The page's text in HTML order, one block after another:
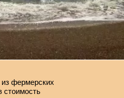
фермерских
стоимость